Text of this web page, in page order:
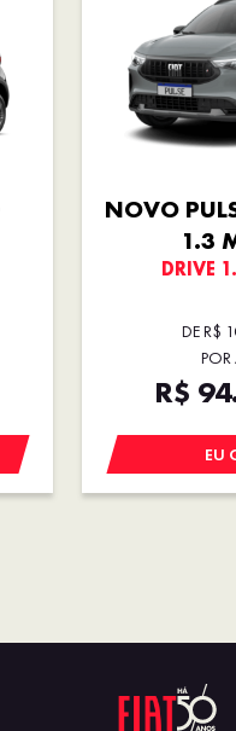
NOVO
1.3
DRIVE
DE R$
POR
R$
EU